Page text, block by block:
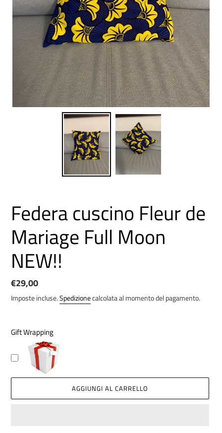
Federa cuscino Fleur de
Mariage Full Moon
NEW!!
Prezzo
di
€29,00
Imposte incluse.Spedizionecalcolata al momento del pagamento.
Gift Wrapping
AGGIUNGI AL CARRELLO